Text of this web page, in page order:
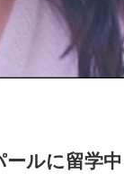
ールに留学